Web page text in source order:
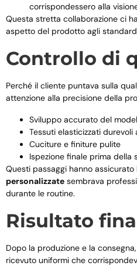
corrispondessero alla
Questa stretta collaborazione ci
aspetto del prodotto agli
Controllo di
Perché il cliente puntava sulla
attenzione alla precisione della
Sviluppo accurato del
Tessuti elasticizzati
Cuciture e finiture pulite
Ispezione finale prima della
Questi passaggi hanno assicurato
personalizzate sembrava
durante le routine.
Risultato
Dopo la produzione e la
ricevuto uniformi che